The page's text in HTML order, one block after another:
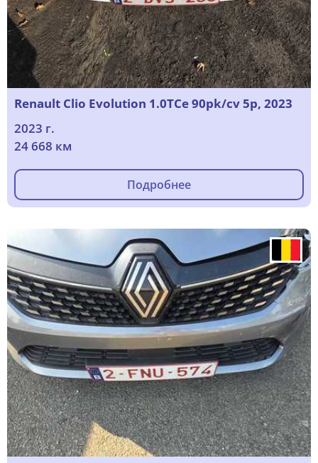
Renault Clio Evolution 1.0TCe 90pk/cv 5p, 2023
2023 г.
24 668 км
Подробнее